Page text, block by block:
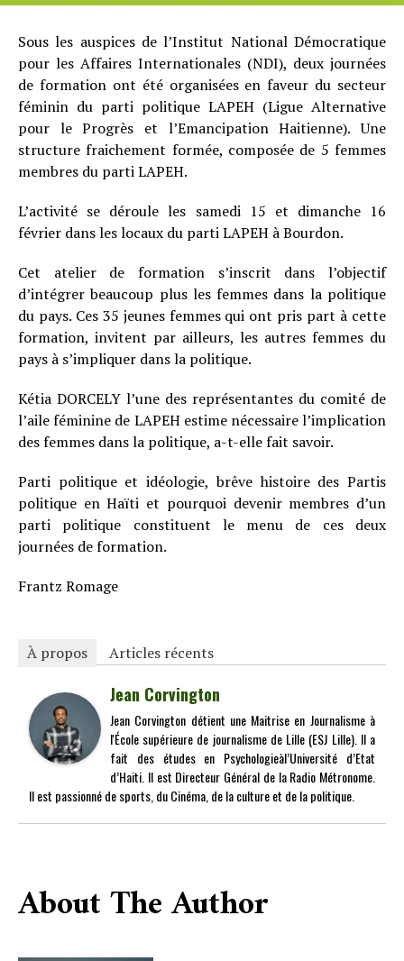
Sous les auspices de l’Institut National Démocratique
pour les Affaires Internationales (NDI), deux journées
de formation ont été organisées en faveur du secteur
féminin du parti politique LAPEH (Ligue Alternative
pour le Progrès et l’Emancipation Haitienne). Une
structure fraichement formée, composée de 5 femmes
membres du parti LAPEH.
L’activité se déroule les samedi 15 et dimanche 16
février dans les locaux du parti LAPEH à Bourdon.
Cet atelier de formation s’inscrit dans l’objectif
d’intégrer beaucoup plus les femmes dans la politique
du pays. Ces 35 jeunes femmes qui ont pris part à cette
formation, invitent par ailleurs, les autres femmes du
pays à s’impliquer dans la politique.
Kétia DORCELY l’une des représentantes du comité de
l’aile féminine de LAPEH estime nécessaire l’implication
des femmes dans la politique, a-t-elle fait savoir.
Parti politique et idéologie, brêve histoire des Partis
politique en Haïti et pourquoi devenir membres d’un
parti politique constituent le menu de ces deux
journées de formation.
Frantz Romage
À propos Articles récents
Jean Corvington
Jean Corvington détient une Maitrise en Journalisme à
l'École supérieure de journalisme de Lille (ESJ Lille). Il a
fait des études en Psychologieàl’Université d’Etat
d’Haiti. Il est Directeur Général de la Radio Métronome.
Il est passionné de sports, du Cinéma, de la culture et de la politique.
About The Author